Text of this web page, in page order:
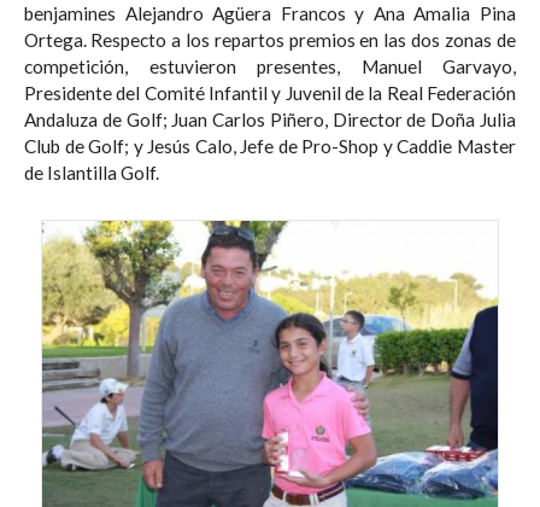
benjamines Alejandro Agüera Francos y Ana Amalia Pina
Ortega. Respecto a los repartos premios en las dos zonas de
competición, estuvieron presentes, Manuel Garvayo,
Presidente del Comité Infantil y Juvenil de la Real Federación
Andaluza de Golf; Juan Carlos Piñero, Director de Doña Julia
Club de Golf; y Jesús Calo, Jefe de Pro-Shop y Caddie Master
de Islantilla Golf.